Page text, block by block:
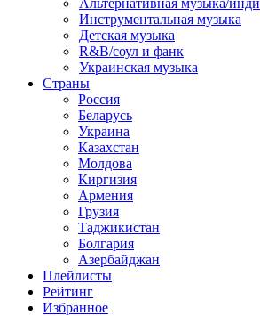
Альтернативная музыка/инди
Инструментальная музыка
Детская музыка
R&B/cоул и фанк
Украинская музыка
Страны
Россия
Беларусь
Украина
Казахстан
Молдова
Киргизия
Армения
Грузия
Таджикистан
Болгария
Азербайджан
Плейлисты
Рейтинг
Избранное